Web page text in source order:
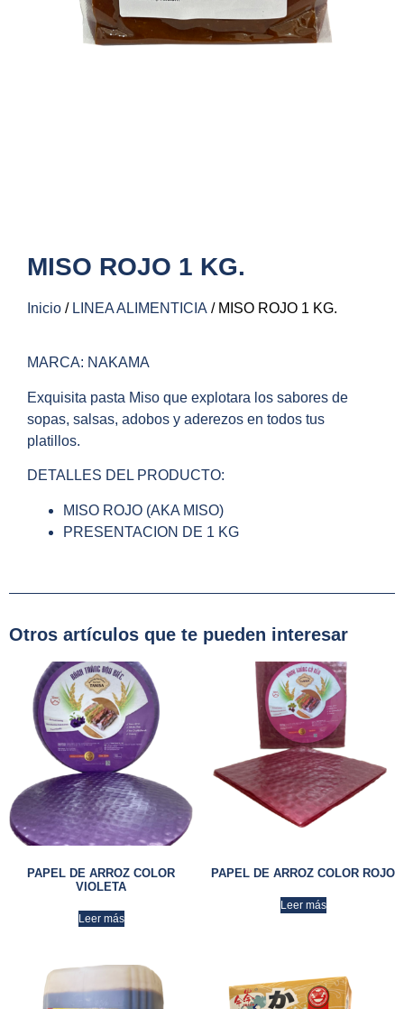
MISO ROJO 1 KG.
Inicio / LINEA ALIMENTICIA / MISO ROJO 1 KG.
MARCA: NAKAMA
Exquisita pasta Miso que explotara los sabores de
sopas, salsas, adobos y aderezos en todos tus
platillos.
DETALLES DEL PRODUCTO:
MISO ROJO (AKA MISO)
PRESENTACION DE 1 KG
Otros artículos que te pueden interesar
PAPEL DE ARROZ COLOR
VIOLETA
Leer más
PAPEL DE ARROZ COLOR ROJO
Leer más